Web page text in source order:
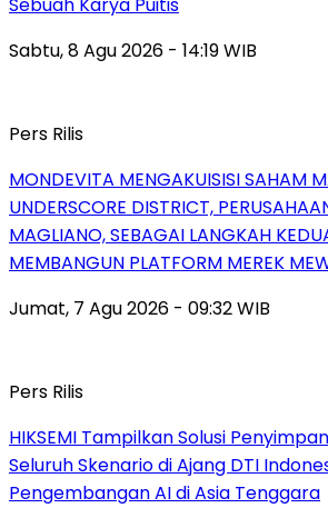
Sebuah Karya Puitis
Sabtu, 8 Agu 2026 - 14:19 WIB
Pers Rilis
MONDEVITA MENGAKUISISI SAHAM
UNDERSCORE DISTRICT,
MAGLIANO, SEBAGAI LANGKAH
MEMBANGUN PLATFORM MEREK
Jumat, 7 Agu 2026 - 09:32 WIB
Pers Rilis
HIKSEMI Tampilkan Solusi
Seluruh Skenario di Ajang DTI
Pengembangan AI di Asia Tenggara